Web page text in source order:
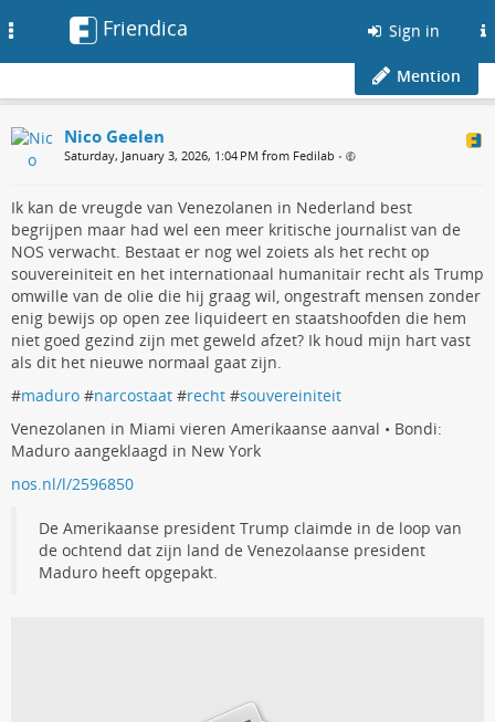
Friendica Sign in
Mention
Nico Geelen
Saturday, January 3, 2026, 1:04 PM from Fedilab •
Ik kan de vreugde van Venezolanen in Nederland best
begrijpen maar had wel een meer kritische journalist van de
NOS verwacht. Bestaat er nog wel zoiets als het recht op
souvereiniteit en het internationaal humanitair recht als Trump
omwille van de olie die hij graag wil, ongestraft mensen zonder
enig bewijs op open zee liquideert en staatshoofden die hem
niet goed gezind zijn met geweld afzet? Ik houd mijn hart vast
als dit het nieuwe normaal gaat zijn.
#maduro #narcostaat #recht #souvereiniteit
Venezolanen in Miami vieren Amerikaanse aanval • Bondi:
Maduro aangeklaagd in New York
nos.nl/l/2596850
De Amerikaanse president Trump claimde in de loop van
de ochtend dat zijn land de Venezolaanse president
Maduro heeft opgepakt.